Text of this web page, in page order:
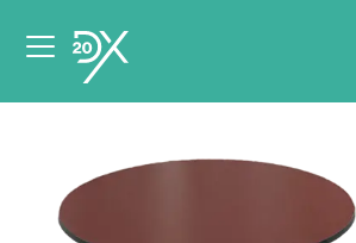
dates de votre
événement.
Choisir mes dates